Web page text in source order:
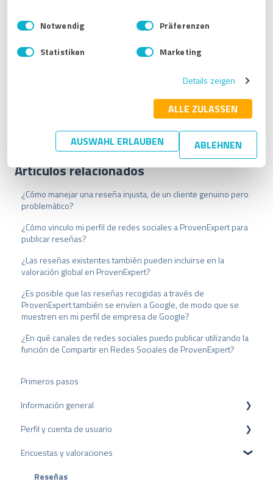
Impressum
Datenschutzbestimmungen
E
i
w
s
Notwendig Präferenzen
Statistiken Marketing
Details zeigen
ALLE ZULASSEN
AUSWAHL ERLAUBEN ABLEHNEN
Artículos relacionados
¿Cómo manejar una reseña injusta, de un cliente genuino pero
problemático?
¿Cómo vinculo mi perfil de redes sociales a ProvenExpert para
publicar reseñas?
¿Las reseñas existentes también pueden incluirse en la
valoración global en ProvenExpert?
¿Es posible que las reseñas recogidas a través de
ProvenExpert también se envíen a Google, de modo que se
muestren en mi perfil de empresa de Google?
¿En qué canales de redes sociales puedo publicar utilizando la
función de Compartir en Redes Sociales de ProvenExpert?
Primeros pasos
Información general
Protección de datos
Paquetes y precios
API
Perfil y cuenta de usuario
Configuración del perfil
Cuenta de usuario
Encuestas y valoraciones
Reseñas